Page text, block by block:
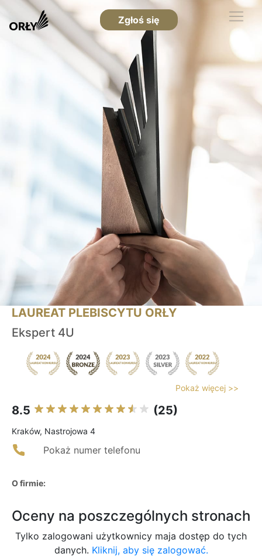
Zgłoś się
LAUREAT PLEBISCYTU ORŁY
Ekspert 4U
Pokaż więcej >>
8.5 (25)
Kraków, Nastrojowa 4
Pokaż numer telefonu
O firmie:
Oceny na poszczególnych stronach
Tylko zalogowani użytkownicy maja dostęp do tych
danych. Kliknij, aby się zalogować.